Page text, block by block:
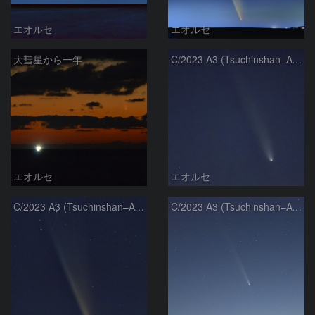
エオルセ エオルセ
大彗星から一年
エオルセ
C/2023 A3 (Tsuchinshan–ATLAS)
エオルセ
C/2023 A3 (Tsuchinshan–ATLAS) C/2023 A3 (Tsuchinshan–ATLAS)